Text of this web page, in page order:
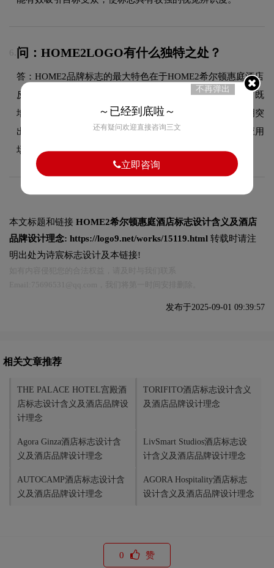
6. 问：HOME2LOGO有什么独特之处？
答：HOME2品牌标志的最大特色在于HOME2希尔顿惠庭酒店
反白的设计运用，这一视觉元素与品牌酒店属性紧密结合，既
增强了标志的视觉冲击力和记忆度，也使品牌形象更加鲜明突
出。整体设计在保持轻奢高端风格的同时，兼顾了在不同应用
场景下的适应性和可识别性。
本文标题和链接 HOME2希尔顿惠庭酒店标志设计含义及酒店
品牌设计理念: https://logo9.net/works/15119.html 转载时请注
明出处为诗宸标志设计及本链接!
发布于2025-09-01 09:39:57
相关文章推荐
THE PALACE HOTEL宫殿酒
店标志设计含义及酒店品牌设
计理念
TORIFITO酒店标志设计含义
及酒店品牌设计理念
Agora Ginza酒店标志设计含
义及酒店品牌设计理念
LivSmart Studios酒店标志设
计含义及酒店品牌设计理念
AUTOCAMP酒店标志设计含
义及酒店品牌设计理念
AGORA Hospitality酒店标志
设计含义及酒店品牌设计理念
0 赞
不再弹出
～已经到底啦～
还有疑问欢迎直接咨询三文
立即咨询